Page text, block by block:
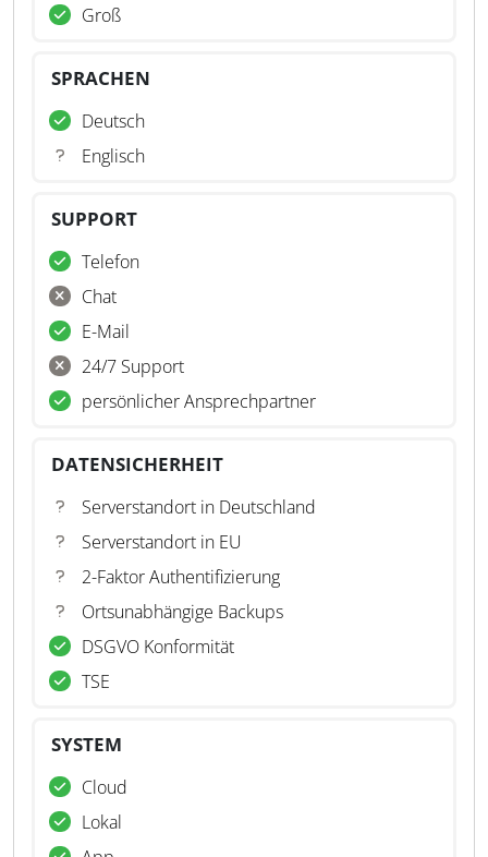
Groß
SPRACHEN
Deutsch
Englisch
SUPPORT
Telefon
Chat
E-Mail
24/7 Support
persönlicher Ansprechpartner
DATENSICHERHEIT
Serverstandort in Deutschland
Serverstandort in EU
2-Faktor Authentifizierung
Ortsunabhängige Backups
DSGVO Konformität
TSE
SYSTEM
Cloud
Lokal